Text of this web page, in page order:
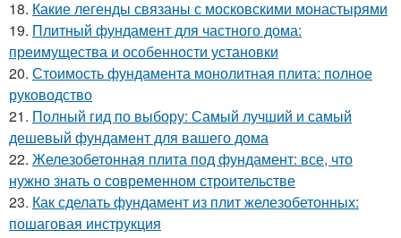
18. Какие легенды связаны с московскими монастырями
19. Плитный фундамент для частного дома:
преимущества и особенности установки
20. Стоимость фундамента монолитная плита: полное
руководство
21. Полный гид по выбору: Самый лучший и самый
дешевый фундамент для вашего дома
22. Железобетонная плита под фундамент: все, что
нужно знать о современном строительстве
23. Как сделать фундамент из плит железобетонных:
пошаговая инструкция